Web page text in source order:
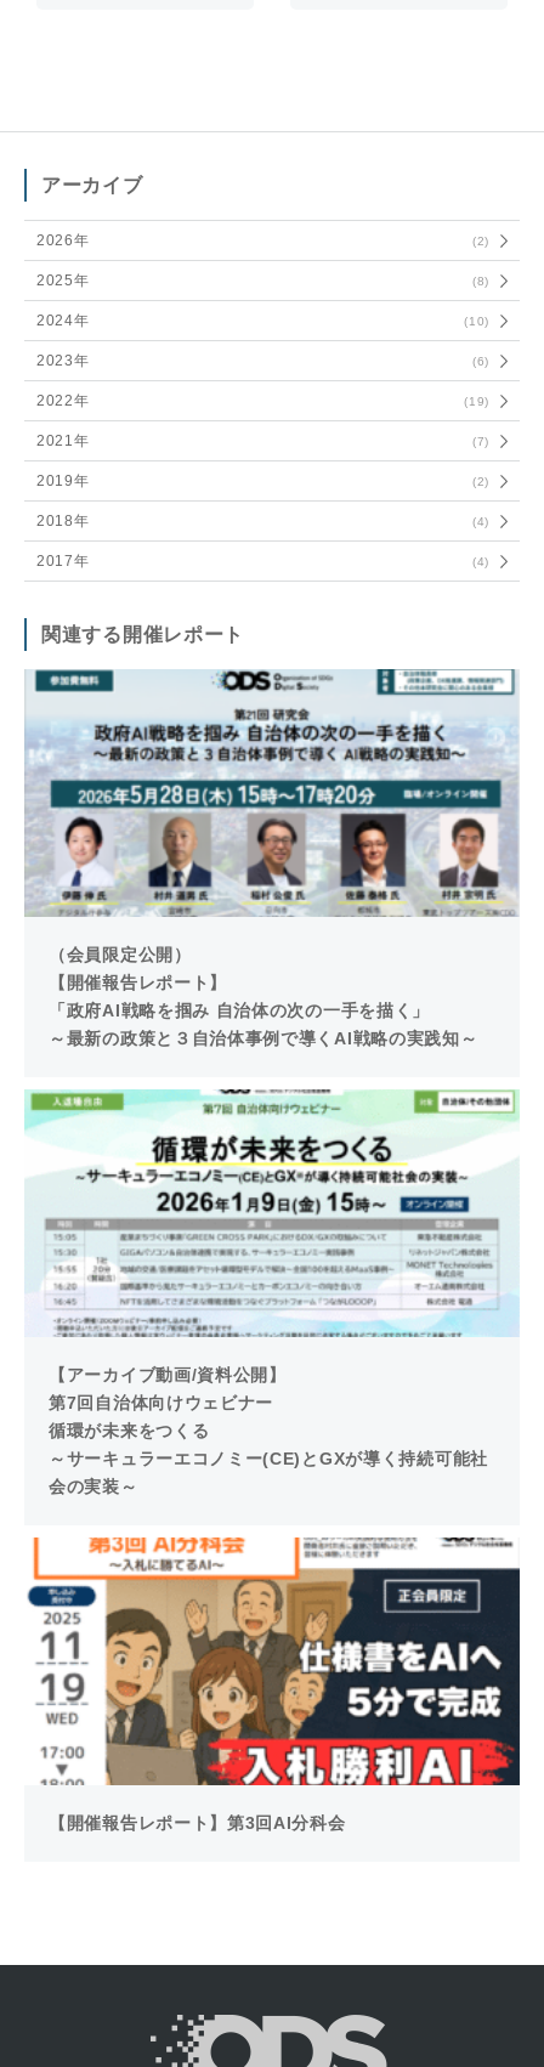
アーカイブ
2026年 (2)
2025年 (8)
2024年 (10)
2023年 (6)
2022年 (19)
2021年 (7)
2019年 (2)
2018年 (4)
2017年 (4)
関連する開催レポート
（会員限定公開）
【開催報告レポート】
「政府AI戦略を掴み 自治体の次の一手を描く」
～最新の政策と３自治体事例で導くAI戦略の実践知～
【アーカイブ動画/資料公開】
第7回自治体向けウェビナー
循環が未来をつくる
～サーキュラーエコノミー(CE)とGXが導く持続可能社
会の実装～
【開催報告レポート】第3回AI分科会